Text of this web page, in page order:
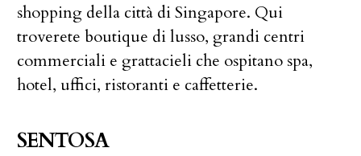
shopping della città di Singapore. Qui
troverete boutique di lusso, grandi centri
commerciali e grattacieli che ospitano spa,
hotel, uffici, ristoranti e caffetterie.
SENTOSA